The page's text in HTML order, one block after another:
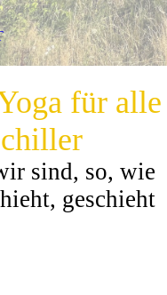
für alle
sind, so, wie
geschieht